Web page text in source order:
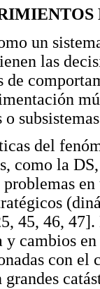
un
las
de
o
del
como la
45, 46,
y cambios
con el